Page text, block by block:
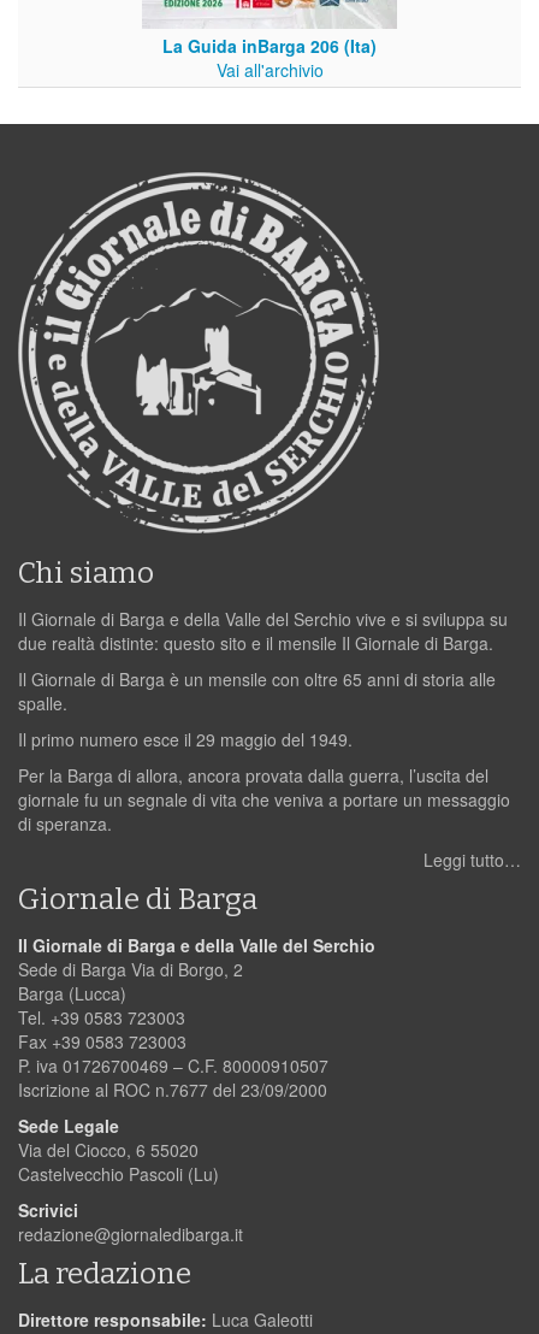
La Guida inBarga 206 (Ita)
Vai all'archivio
Chi siamo
Il Giornale di Barga e della Valle del Serchio vive e si sviluppa su
due realtà distinte: questo sito e il mensile Il Giornale di Barga.
Il Giornale di Barga è un mensile con oltre 65 anni di storia alle
spalle.
Il primo numero esce il 29 maggio del 1949.
Per la Barga di allora, ancora provata dalla guerra, l’uscita del
giornale fu un segnale di vita che veniva a portare un messaggio
di speranza.
Leggi tutto…
Giornale di Barga
Il Giornale di Barga e della Valle del Serchio
Sede di Barga Via di Borgo, 2
Barga (Lucca)
Tel. +39 0583 723003
Fax +39 0583 723003
P. iva 01726700469 – C.F. 80000910507
Iscrizione al ROC n.7677 del 23/09/2000
Sede Legale
Via del Ciocco, 6 55020
Castelvecchio Pascoli (Lu)
Scrivici
redazione@giornaledibarga.it
La redazione
Direttore responsabile: Luca Galeotti